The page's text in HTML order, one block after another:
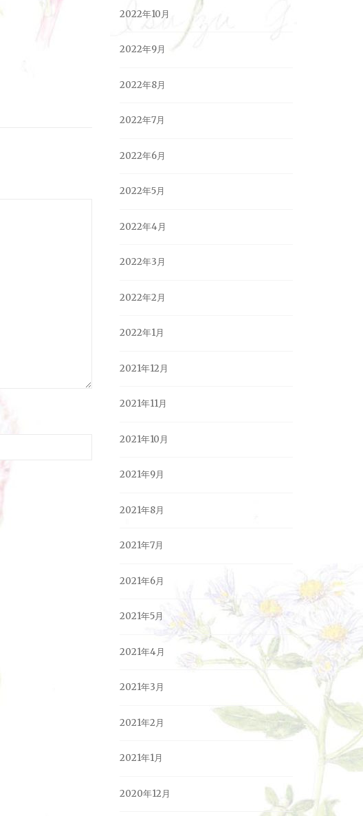
2022年10月
2022年9月
2022年8月
2022年7月
2022年6月
2022年5月
2022年4月
2022年3月
2022年2月
2022年1月
2021年12月
2021年11月
2021年10月
2021年9月
2021年8月
2021年7月
2021年6月
2021年5月
2021年4月
2021年3月
2021年2月
2021年1月
2020年12月